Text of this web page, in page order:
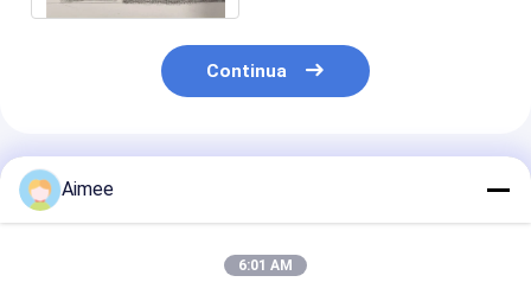
Continua
Prodotti Raccomandati
Aimee
6:01 AM